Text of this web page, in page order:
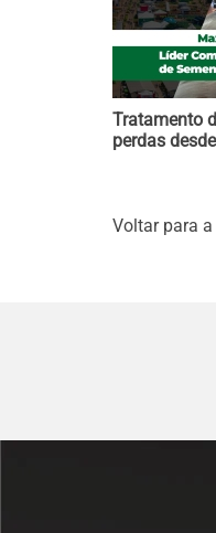
Tratamento
perdas
Voltar para